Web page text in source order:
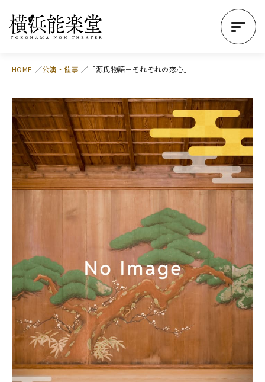
HOME 公演・催事 「源氏物語－それぞれの恋心」